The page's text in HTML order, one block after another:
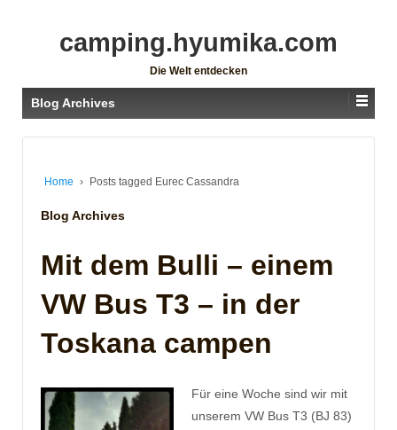
camping.hyumika.com
Die Welt entdecken
Blog Archives
Home › Posts tagged Eurec Cassandra
Blog Archives
Mit dem Bulli – einem
VW Bus T3 – in der
Toskana campen
Für eine Woche sind wir mit
unserem VW Bus T3 (BJ 83)